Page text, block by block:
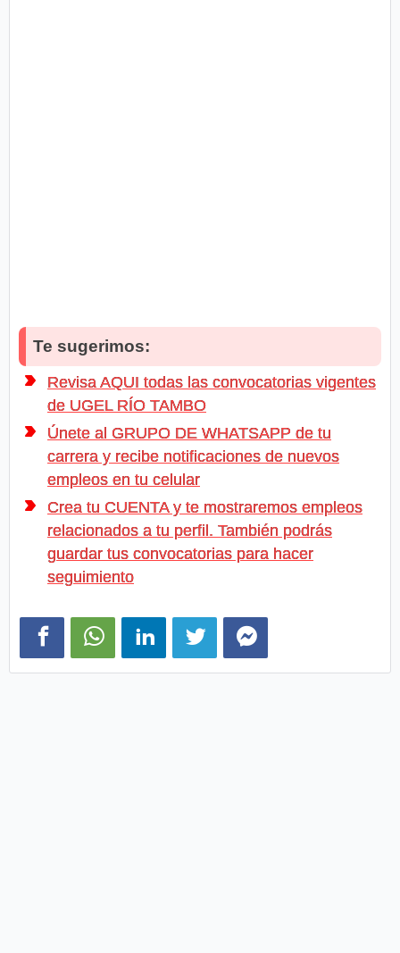
Te sugerimos:
Revisa AQUI todas las convocatorias vigentes
de UGEL RÍO TAMBO
Únete al GRUPO DE WHATSAPP de tu
carrera y recibe notificaciones de nuevos
empleos en tu celular
Crea tu CUENTA y te mostraremos empleos
relacionados a tu perfil. También podrás
guardar tus convocatorias para hacer
seguimiento